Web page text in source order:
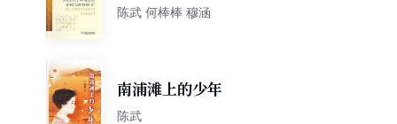
性分析及致稳控制
陈武 何棒棒 穆涵
南浦滩上的少年
陈武